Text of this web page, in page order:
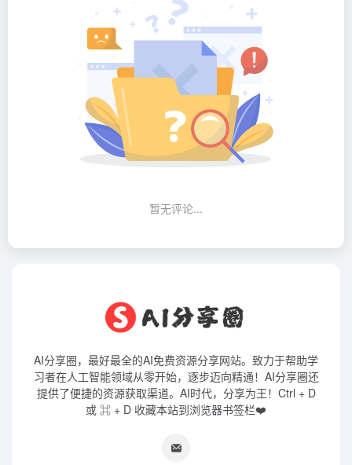
暂无评论...
AI分享圈，最好最全的AI免费资源分享网站。致力于帮助学
习者在人工智能领域从零开始，逐步迈向精通！AI分享圈还
提供了便捷的资源获取渠道。AI时代，分享为王！Ctrl + D
或 ⌘ + D 收藏本站到浏览器书签栏❤️